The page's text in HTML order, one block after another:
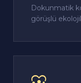
Dokunmatik
görüşlü